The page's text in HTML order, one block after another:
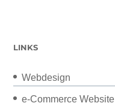
LINKS
Webdesign
e-Commerce Website